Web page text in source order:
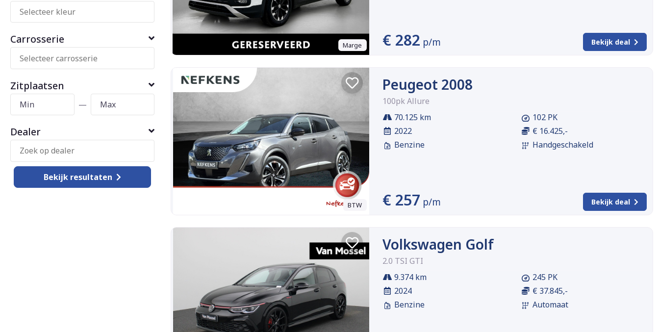
Carrosserie
Zitplaatsen
—
Dealer
Bekijk resultaten
Marge € 282 p/m Bekijk deal
BTW
Peugeot 2008
100pk Allure
70.125 km
2022
Benzine
102 PK
€ 16.425,-
Handgeschakeld
€ 257 p/m Bekijk deal
Volkswagen Golf
2.0 TSI GTI
9.374 km
2024
Benzine
245 PK
€ 37.845,-
Automaat